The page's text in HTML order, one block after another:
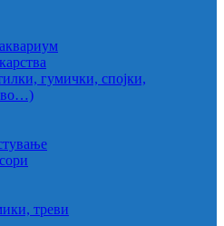
гумички, спојки,
треви